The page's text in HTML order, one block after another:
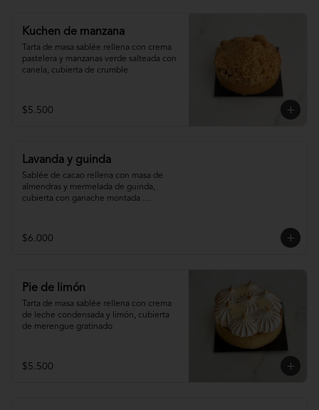
Kuchen de manzana
Tarta de masa sablée rellena con crema
pastelera y manzanas verde salteada con
canela, cubierta de crumble
$5.500
Lavanda y guinda
Sablée de cacao rellena con masa de
almendras y mermelada de guinda,
cubierta con ganache montada
$6.000
Pie de limón
Tarta de masa sablée rellena con crema
de leche condensada y limón, cubierta
de merengue gratinado
$5.500